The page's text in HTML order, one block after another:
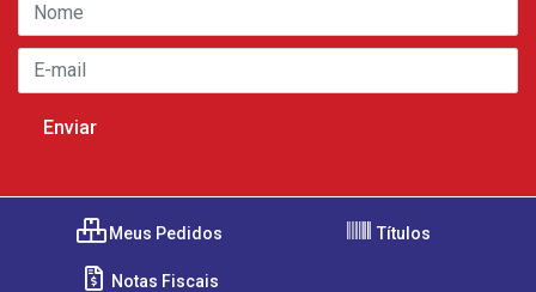
Meus Pedidos Títulos
Notas Fiscais